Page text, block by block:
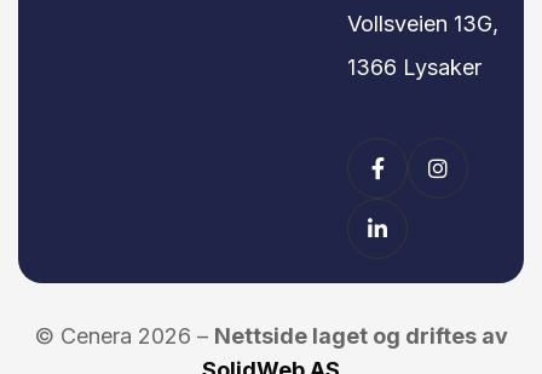
Vollsveien 13G,
1366 Lysaker
© Cenera 2026 – Nettside laget og driftes av